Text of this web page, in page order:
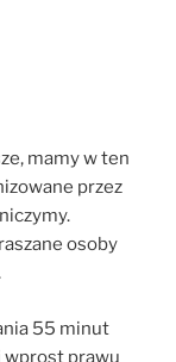
mamy w ten
przez
osoby
55 minut
wprost prawu